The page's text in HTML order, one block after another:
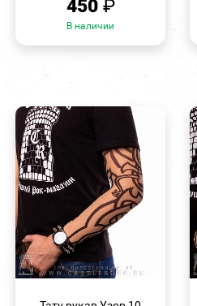
450 ₽
В наличии